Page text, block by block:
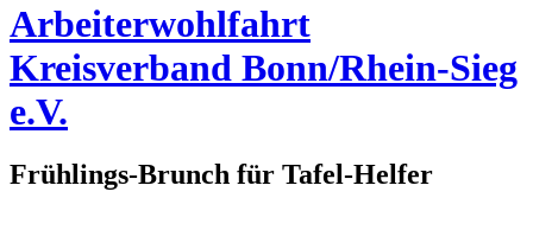
Arbeiterwohlfahrt
Kreisverband Bonn/Rhein-Sieg
e.V.
Frühlings-Brunch für Tafel-Helfer